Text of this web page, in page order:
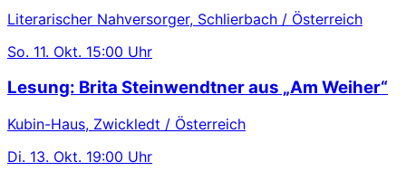
Literarischer Nahversorger, Schlierbach / Österreich
So. 11. Okt. 15:00 Uhr
Lesung: Brita Steinwendtner aus „Am Weiher“
Kubin-Haus, Zwickledt / Österreich
Di. 13. Okt. 19:00 Uhr